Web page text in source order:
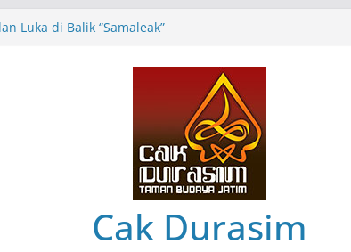
Luka di Balik “Samaleak”
Ungkapan Kritis Tentang Derita
Patria Seni Rupa Kota Blitar :
Menjadi Mantra Perlawanan
Cak Durasim